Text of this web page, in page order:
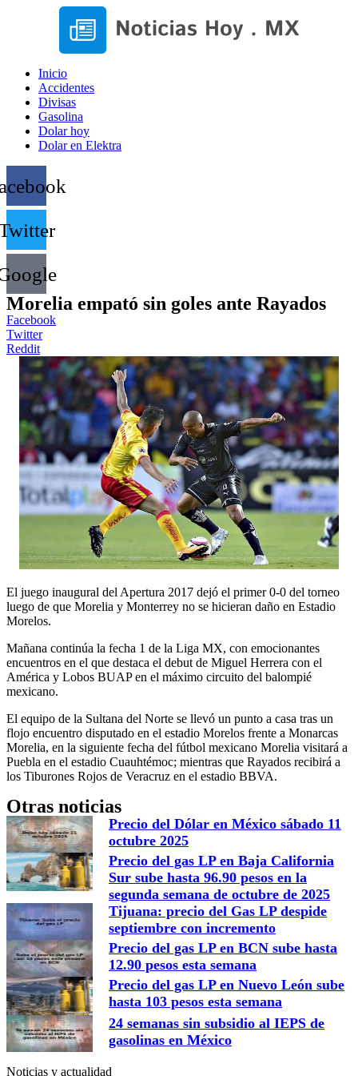
Inicio
Accidentes
Divisas
Gasolina
Dolar hoy
Dolar en Elektra
Morelia empató sin goles ante Rayados
Facebook
Twitter
Reddit
El juego inaugural del Apertura 2017 dejó el primer 0-0 del torneo
luego de que Morelia y Monterrey no se hicieran daño en Estadio
Morelos.
Mañana continúa la fecha 1 de la Liga MX, con emocionantes
encuentros en el que destaca el debut de Miguel Herrera con el
América y Lobos BUAP en el máximo circuito del balompié
mexicano.
El equipo de la Sultana del Norte se llevó un punto a casa tras un
flojo encuentro disputado en el estadio Morelos frente a Monarcas
Morelia, en la siguiente fecha del fútbol mexicano Morelia visitará a
Puebla en el estadio Cuauhtémoc; mientras que Rayados recibirá a
los Tiburones Rojos de Veracruz en el estadio BBVA.
Otras noticias
Precio del Dólar en México sábado 11
octubre 2025
Precio del gas LP en Baja California
Sur sube hasta 96.90 pesos en la
segunda semana de octubre de 2025
Tijuana: precio del Gas LP despide
septiembre con incremento
Precio del gas LP en BCN sube hasta
12.90 pesos esta semana
Precio del gas LP en Nuevo León sube
hasta 103 pesos esta semana
24 semanas sin subsidio al IEPS de
gasolinas en México
Noticias y actualidad